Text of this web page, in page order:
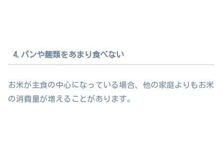
4.パンや麺類をあまり食べない
お米が主食の中心になっている場合、他の家庭よりもお米
の消費量が増えることがあります。